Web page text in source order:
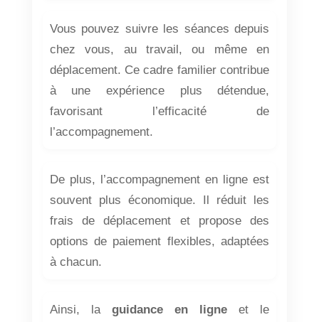
Vous pouvez suivre les séances depuis
chez vous, au travail, ou même en
déplacement. Ce cadre familier contribue
à une expérience plus détendue,
favorisant l’efficacité de
l’accompagnement.
De plus, l’accompagnement en ligne est
souvent plus économique. Il réduit les
frais de déplacement et propose des
options de paiement flexibles, adaptées
à chacun.
Ainsi, la guidance en ligne et le